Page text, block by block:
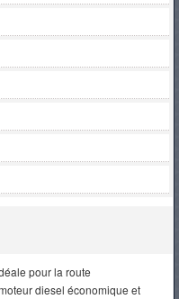
pour la route
diesel économique et